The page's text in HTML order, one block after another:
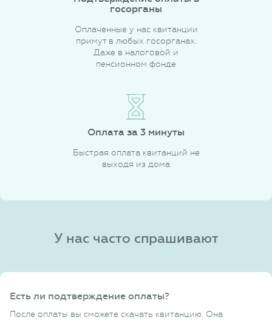
госорганы
Оплаченные у нас квитанции
примут в любых госорганах.
Даже в налоговой и
пенсионном фонде
Оплата за 3 минуты
Быстрая оплата квитанций не
выходя из дома
У нас часто спрашивают
Есть ли подтверждение оплаты?
После оплаты вы сможете скачать квитанцию. Она